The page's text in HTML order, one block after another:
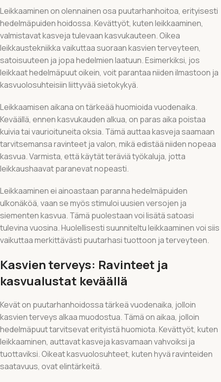
Leikkaaminen on olennainen osa puutarhanhoitoa, erityisesti
hedelmäpuiden hoidossa. Kevättyöt, kuten leikkaaminen,
valmistavat kasveja tulevaan kasvukauteen. Oikea
leikkaustekniikka vaikuttaa suoraan kasvien terveyteen,
satoisuuteen ja jopa hedelmien laatuun. Esimerkiksi, jos
leikkaat hedelmäpuut oikein, voit parantaa niiden ilmastoon ja
kasvuolosuhteisiin liittyvää sietokykyä.
Leikkaamisen aikana on tärkeää huomioida vuodenaika.
Keväällä, ennen kasvukauden alkua, on paras aika poistaa
kuivia tai vaurioituneita oksia. Tämä auttaa kasveja saamaan
tarvitsemansa ravinteet ja valon, mikä edistää niiden nopeaa
kasvua. Varmista, että käytät teräviä työkaluja, jotta
leikkaushaavat paranevat nopeasti.
Leikkaaminen ei ainoastaan paranna hedelmäpuiden
ulkonäköä, vaan se myös stimuloi uusien versojen ja
siementen kasvua. Tämä puolestaan voi lisätä satoasi
tulevina vuosina. Huolellisesti suunniteltu leikkaaminen voi siis
vaikuttaa merkittävästi puutarhasi tuottoon ja terveyteen.
Kasvien terveys: Ravinteet ja
kasvualustat keväällä
Kevät on puutarhanhoidossa tärkeä vuodenaika, jolloin
kasvien terveys alkaa muodostua. Tämä on aikaa, jolloin
hedelmäpuut tarvitsevat erityistä huomiota. Kevättyöt, kuten
leikkaaminen, auttavat kasveja kasvamaan vahvoiksi ja
tuottaviksi. Oikeat kasvuolosuhteet, kuten hyvä ravinteiden
saatavuus, ovat elintärkeitä.